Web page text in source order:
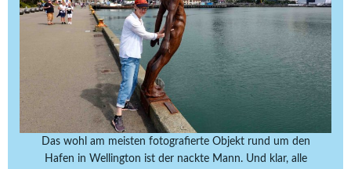
Das wohl am meisten fotografierte Objekt rund um den
Hafen in Wellington ist der nackte Mann. Und klar, alle